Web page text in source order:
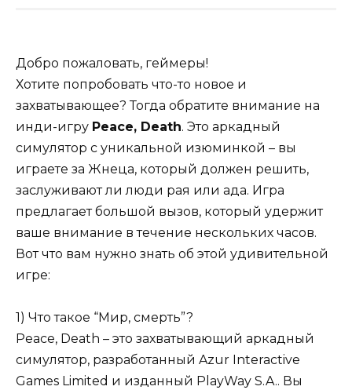
Добро пожаловать, геймеры!
Хотите попробовать что-то новое и
захватывающее? Тогда обратите внимание на
инди-игру Peace, Death. Это аркадный
симулятор с уникальной изюминкой – вы
играете за Жнеца, который должен решить,
заслуживают ли люди рая или ада. Игра
предлагает большой вызов, который удержит
ваше внимание в течение нескольких часов.
Вот что вам нужно знать об этой удивительной
игре:
1) Что такое “Мир, смерть”?
Peace, Death – это захватывающий аркадный
симулятор, разработанный Azur Interactive
Games Limited и изданный PlayWay S.A.. Вы